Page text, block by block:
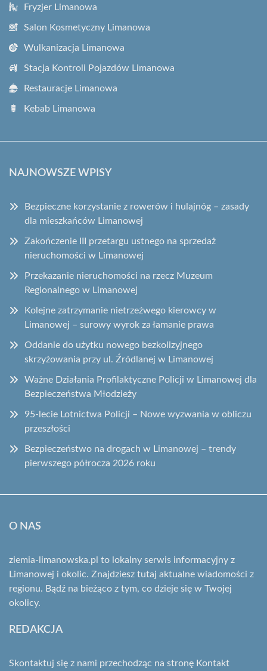
Fryzjer Limanowa
Salon Kosmetyczny Limanowa
Wulkanizacja Limanowa
Stacja Kontroli Pojazdów Limanowa
Restauracje Limanowa
Kebab Limanowa
NAJNOWSZE WPISY
Bezpieczne korzystanie z rowerów i hulajnóg – zasady
dla mieszkańców Limanowej
Zakończenie III przetargu ustnego na sprzedaż
nieruchomości w Limanowej
Przekazanie nieruchomości na rzecz Muzeum
Regionalnego w Limanowej
Kolejne zatrzymanie nietrzeźwego kierowcy w
Limanowej – surowy wyrok za łamanie prawa
Oddanie do użytku nowego bezkolizyjnego
skrzyżowania przy ul. Źródlanej w Limanowej
Ważne Działania Profilaktyczne Policji w Limanowej dla
Bezpieczeństwa Młodzieży
95-lecie Lotnictwa Policji – Nowe wyzwania w obliczu
przeszłości
Bezpieczeństwo na drogach w Limanowej – trendy
pierwszego półrocza 2026 roku
O NAS
ziemia-limanowska.pl to lokalny serwis informacyjny z
Limanowej i okolic. Znajdziesz tutaj aktualne wiadomości z
regionu. Bądź na bieżąco z tym, co dzieje się w Twojej
okolicy.
REDAKCJA
Skontaktuj się z nami przechodząc na stronę Kontakt